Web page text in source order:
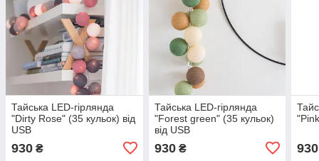
Тайська LED-гірлянда
"Dirty Rose" (35 кульок) від
USB
930 ₴
Тайська LED-гірлянда
"Forest green" (35 кульок)
від USB
930₴ 930